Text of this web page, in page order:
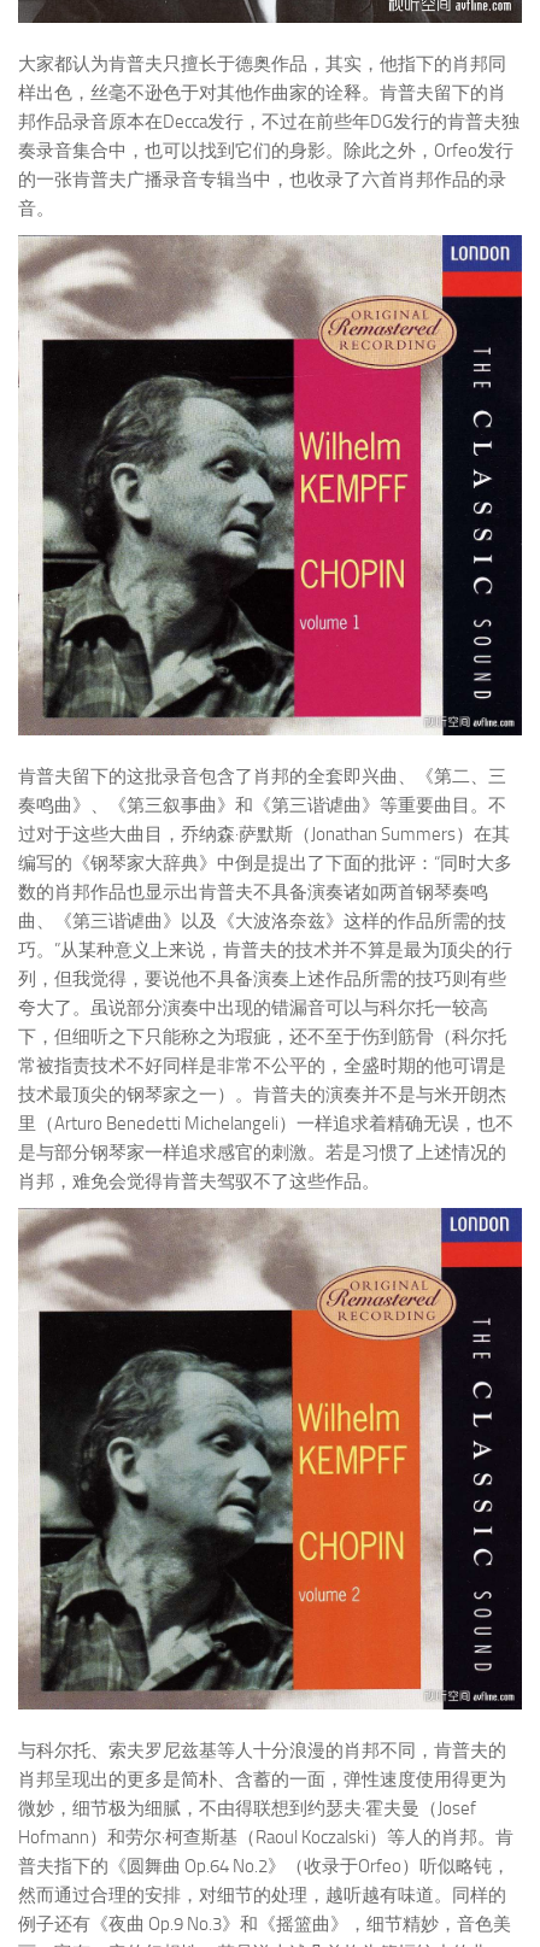
大家都认为肯普夫只擅长于德奥作品，其实，他指下的肖邦同
样出色，丝毫不逊色于对其他作曲家的诠释。肯普夫留下的肖
邦作品录音原本在Decca发行，不过在前些年DG发行的肯普夫独
奏录音集合中，也可以找到它们的身影。除此之外，Orfeo发行
的一张肯普夫广播录音专辑当中，也收录了六首肖邦作品的录
音。
肯普夫留下的这批录音包含了肖邦的全套即兴曲、《第二、三
奏鸣曲》、《第三叙事曲》和《第三谐谑曲》等重要曲目。不
过对于这些大曲目，乔纳森·萨默斯（Jonathan Summers）在其
编写的《钢琴家大辞典》中倒是提出了下面的批评：“同时大多
数的肖邦作品也显示出肯普夫不具备演奏诸如两首钢琴奏鸣
曲、《第三谐谑曲》以及《大波洛奈兹》这样的作品所需的技
巧。”从某种意义上来说，肯普夫的技术并不算是最为顶尖的行
列，但我觉得，要说他不具备演奏上述作品所需的技巧则有些
夸大了。虽说部分演奏中出现的错漏音可以与科尔托一较高
下，但细听之下只能称之为瑕疵，还不至于伤到筋骨（科尔托
常被指责技术不好同样是非常不公平的，全盛时期的他可谓是
技术最顶尖的钢琴家之一）。肯普夫的演奏并不是与米开朗杰
里（Arturo Benedetti Michelangeli）一样追求着精确无误，也不
是与部分钢琴家一样追求感官的刺激。若是习惯了上述情况的
肖邦，难免会觉得肯普夫驾驭不了这些作品。
与科尔托、索夫罗尼兹基等人十分浪漫的肖邦不同，肯普夫的
肖邦呈现出的更多是简朴、含蓄的一面，弹性速度使用得更为
微妙，细节极为细腻，不由得联想到约瑟夫·霍夫曼（Josef
Hofmann）和劳尔·柯查斯基（Raoul Koczalski）等人的肖邦。肯
普夫指下的《圆舞曲 Op.64 No.2》（收录于Orfeo）听似略钝，
然而通过合理的安排，对细节的处理，越听越有味道。同样的
例子还有《夜曲 Op.9 No.3》和《摇篮曲》，细节精妙，音色美